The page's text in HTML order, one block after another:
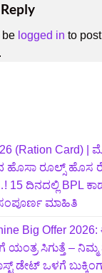
be logged in to
(Ration Card) |
ಹೊಸಾ ರೂಲ್ಸ್ ಹೊಸ
ದಿನದಲ್ಲಿ BPL
ಮಾಹಿತಿ
Big Offer
ಯಂತ್ರ ಸಿಗುತ್ತೆ –
ಡೇಟ್‌ ಒಳಗೆ